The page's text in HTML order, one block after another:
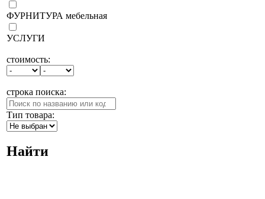
ФУРНИТУРА мебельная
УСЛУГИ
стоимость:
строка поиска:
Тип товара:
Найти